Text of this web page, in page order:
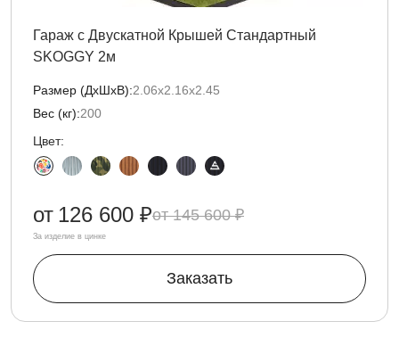
Гараж с Двускатной Крышей Стандартный
SKOGGY 2м
Размер (ДxШxВ):2.06х2.16х2.45
Вес (кг):200
Цвет:
145 600 ₽
от 126 600 ₽
За изделие в цинке
Заказать